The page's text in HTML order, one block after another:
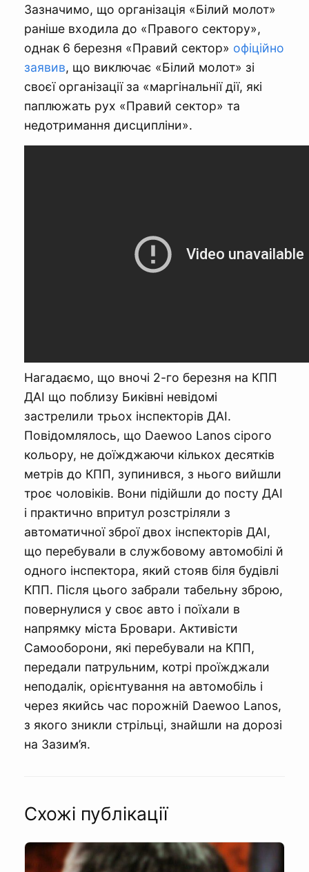
Зазначимо, що організація «Білий молот»
раніше входила до «Правого сектору»,
однак 6 березня «Правий сектор» офіційно
заявив, що виключає «Білий молот» зі
своєї організації за «маргінальнії дії, які
паплюжать рух «Правий сектор» та
недотримання дисципліни».
Нагадаємо, що вночі 2-го березня на КПП
ДАІ що поблизу Биківні невідомі
застрелили трьох інспекторів ДАІ.
Повідомлялось, що Daewoo Lanos сірого
кольору, не доїжджаючи кількох десятків
метрів до КПП, зупинився, з нього вийшли
троє чоловіків. Вони підійшли до посту ДАІ
і практично впритул розстріляли з
автоматичної зброї двох інспекторів ДАІ,
що перебували в службовому автомобілі й
одного інспектора, який стояв біля будівлі
КПП. Після цього забрали табельну зброю,
повернулися у своє авто і поїхали в
напрямку міста Бровари. Активісти
Самооборони, які перебували на КПП,
передали патрульним, котрі проїжджали
неподалік, орієнтування на автомобіль і
через якийсь час порожній Daewoo Lanos,
з якого зникли стрільці, знайшли на дорозі
на Зазим’я.
Схожі публікації